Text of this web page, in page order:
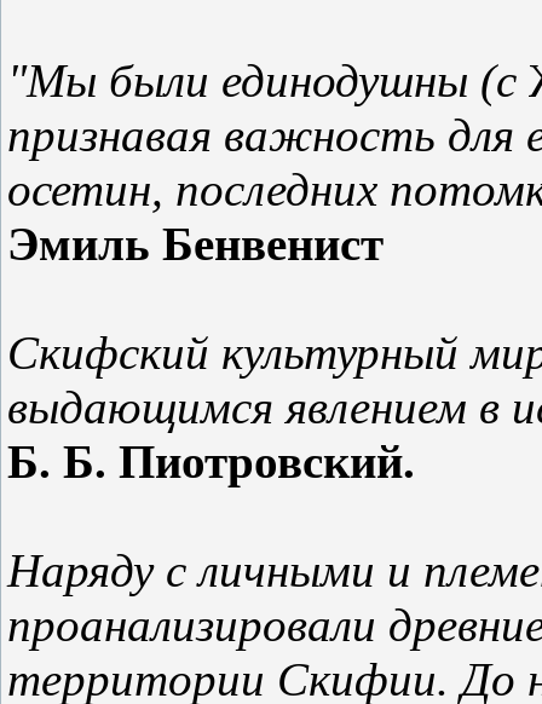
"Мы были единодушны (с
признавая важность для
осетин, последних
Эмиль Бенвенист
Скифский культурный
выдающимся явлением в
Б. Б. Пиотровский.
Наряду с личными и
проанализировали
территории Скифии. До